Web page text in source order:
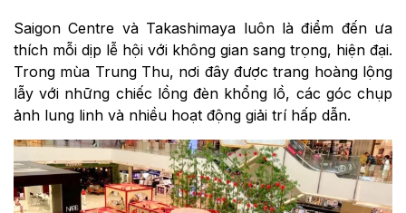
Saigon Centre và Takashimaya luôn là điểm đến ưa
thích mỗi dịp lễ hội với không gian sang trọng, hiện đại.
Trong mùa Trung Thu, nơi đây được trang hoàng lộng
lẫy với những chiếc lồng đèn khổng lồ, các góc chụp
ảnh lung linh và nhiều hoạt động giải trí hấp dẫn.